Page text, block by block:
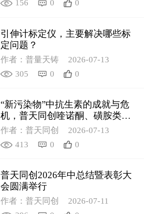
156
0 0
引伸计标定仪，主要解决哪些标
定问题？
作者：普量天铸
2026-07-13
305
0 0
“新污染物”中抗生素的成就与危
机，普天同创喹诺酮、磺胺类质
控新品筑牢环境安全防线
作者：普天同创
2026-07-13
413
0 0
普天同创2026年中总结暨表彰大
会圆满举行
作者：普天同创
2026-07-11